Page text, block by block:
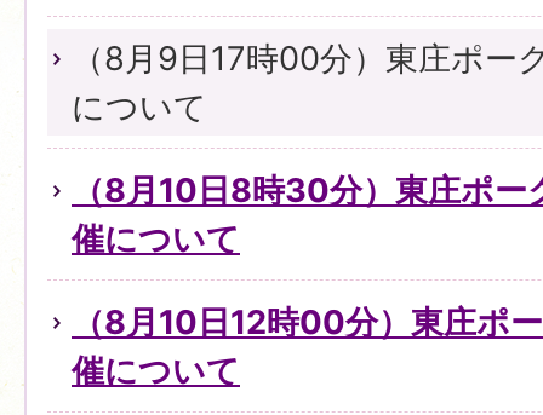
（8月9日17時00分）東庄ポー
について
（8月10日8時30分）東庄ポ
催について
（8月10日12時00分）東庄ポ
催について